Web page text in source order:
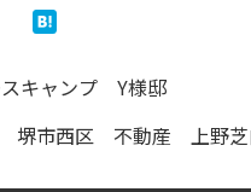
キャンプ Y様邸
堺市西区 不動産 上野芝